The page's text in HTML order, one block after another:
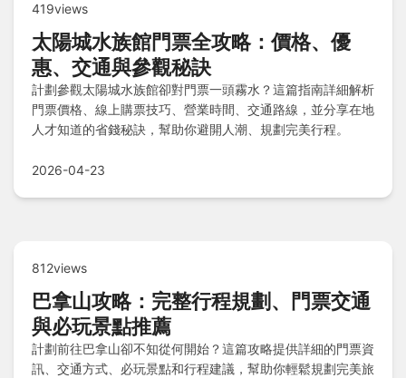
419views
太陽城水族館門票全攻略：價格、優
惠、交通與參觀秘訣
計劃參觀太陽城水族館卻對門票一頭霧水？這篇指南詳細解析
門票價格、線上購票技巧、營業時間、交通路線，並分享在地
人才知道的省錢秘訣，幫助你避開人潮、規劃完美行程。
2026-04-23
812views
巴拿山攻略：完整行程規劃、門票交通
與必玩景點推薦
計劃前往巴拿山卻不知從何開始？這篇攻略提供詳細的門票資
訊、交通方式、必玩景點和行程建議，幫助你輕鬆規劃完美旅